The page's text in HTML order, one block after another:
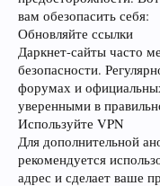
вам обезопасить себя:
Обновляйте ссылки
Даркнет-сайты часто
безопасности.
форумах и
уверенными в
Используйте VPN
Для дополнительной
рекомендуется
адрес и сделает ваше